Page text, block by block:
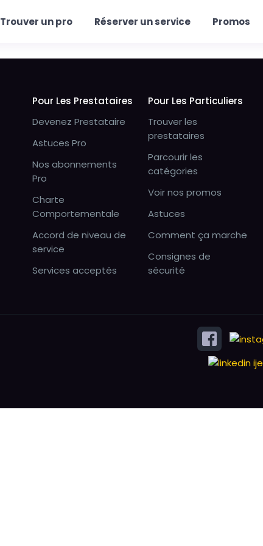
Trouver un pro Réserver un service Promos
Pour Les Prestataires
Devenez Prestataire
Astuces Pro
Nos abonnements
Pro
Charte
Comportementale
Accord de niveau de
service
Services acceptés
Pour Les Particuliers
Trouver les
prestataires
Parcourir les
catégories
Voir nos promos
Astuces
Comment ça marche
Consignes de
sécurité